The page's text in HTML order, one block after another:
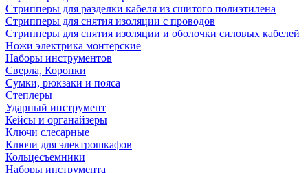
Стрипперы для разделки кабеля из сшитого полиэтилена
Cтрипперы для снятия изоляции с проводов
Стрипперы для снятия изоляции и оболочки силовых кабелей
Ножи электрика монтерские
Наборы инструментов
Сверла, Коронки
Сумки, рюкзаки и пояса
Степлеры
Ударный инструмент
Кейсы и органайзеры
Ключи слесарные
Ключи для электрошкафов
Кольцесъемники
Наборы инструмента